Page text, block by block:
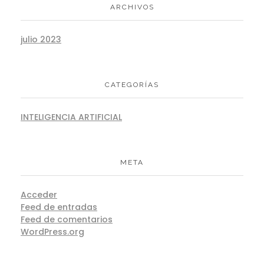
ARCHIVOS
julio 2023
CATEGORÍAS
INTELIGENCIA ARTIFICIAL
META
Acceder
Feed de entradas
Feed de comentarios
WordPress.org